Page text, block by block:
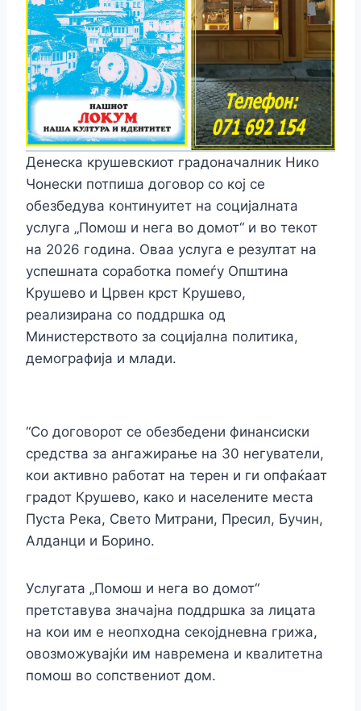
Денеска крушевскиот градоначалник Нико
Чонески потпиша договор со кој се
обезбедува континуитет на социјалната
услуга „Помош и нега во домот“ и во текот
на 2026 година. Оваа услуга е резултат на
успешната соработка помеѓу Општина
Крушево и Црвен крст Крушево,
реализирана со поддршка од
Министерството за социјална политика,
демографија и млади.
“Со договорот се обезбедени финансиски
средства за ангажирање на 30 негуватели,
кои активно работат на терен и ги опфаќаат
градот Крушево, како и населените места
Пуста Река, Свето Митрани, Пресил, Бучин,
Алданци и Борино.
Услугата „Помош и нега во домот“
претставува значајна поддршка за лицата
на кои им е неопходна секојдневна грижа,
овозможувајќи им навремена и квалитетна
помош во сопствениот дом.